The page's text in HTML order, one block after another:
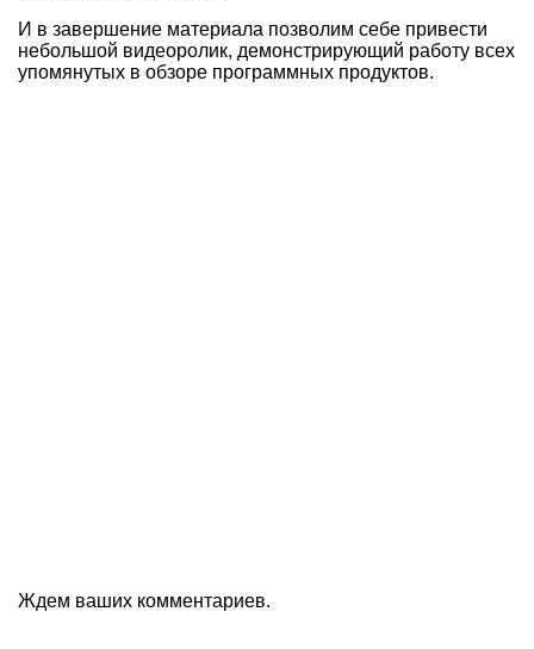
И в завершение материала позволим себе привести
небольшой видеоролик, демонстрирующий работу всех
упомянутых в обзоре программных продуктов.
Ждем ваших комментариев.